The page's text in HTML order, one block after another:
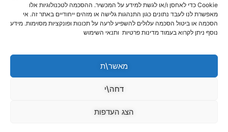
Cookie כדי לאחסן ו/או לגשת למידע על המכשיר. ההסכמה לטכנולוגיות אלו
מאפשרת לנו לעבד נתונים כגון התנהגות גלישה או מזהים ייחודיים באתר זה. אי
הסכמה או ביטול הסכמה עלולים להשפיע לרעה על תכונות ופונקציות מסוימות. מידע
נוסף ניתן לקרוא בעמוד מדינות פרטיות ותנאי השימוש
מאשר\ת
דחה\י
הצג העדפות
בלוג
שאלות ותשובות
תקנון אתר
הצהרת נגישות
מדיניות החזרות וביטולים